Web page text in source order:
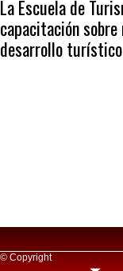
La Escuela de
capacitación
desarrollo turístico
© Copyright